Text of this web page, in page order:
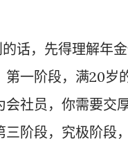
话，先得理解年
第一阶段，满20岁
社员，你需要交
阶段，究极阶段